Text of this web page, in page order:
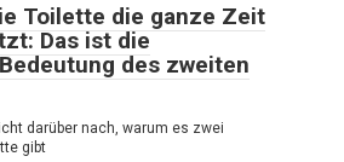
Toilette die ganze Zeit
Das ist die
des zweiten
darüber nach, warum es zwei
gibt